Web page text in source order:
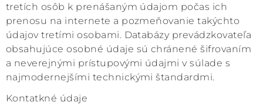
tretích osôb k prenášaným údajom počas ich
prenosu na internete a pozmeňovanie takýchto
údajov tretími osobami. Databázy prevádzkovateľa
obsahujúce osobné údaje sú chránené šifrovaním
a neverejnými prístupovými údajmi v súlade s
najmodernejšími technickými štandardmi.
Kontatkné údaje